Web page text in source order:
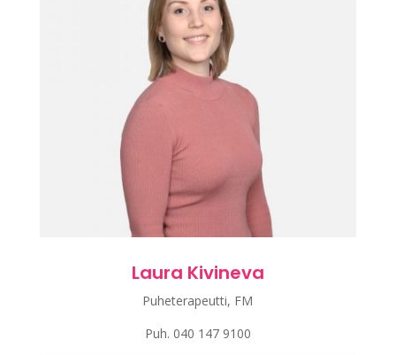
Laura Kivineva
Puheterapeutti, FM
Puh. 040 147 9100